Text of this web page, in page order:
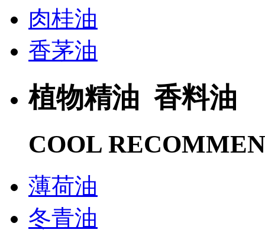
肉桂油
香茅油
植物精油 香料油
COOL
薄荷油
冬青油